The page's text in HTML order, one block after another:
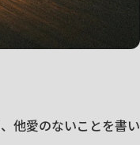
他愛のないことを書い